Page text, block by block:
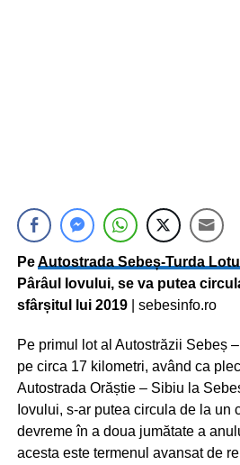
PeAutostrada Sebeș-Turda
Pârâul Iovului, se va putea
sfârșitul lui 2019
| sebesinfo.ro
Pe primul lot al Autostrăzii Sebeș
pe circa 17 kilometri, având ca
Autostrada Orăștie – Sibiu la
Iovului, s-ar putea circula de la un
devreme în a doua jumătate a
acesta este termenul avansat de